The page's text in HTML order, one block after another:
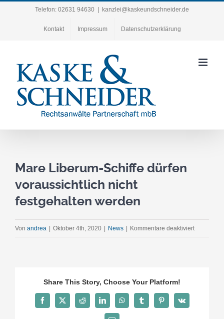
Telefon: 02631 94630 kanzlei@kaskeundschneider.de
Kontakt Impressum Datenschutzerklärung
Mare Liberum-Schiffe dürfen
voraussichtlich nicht
festgehalten werden
Von andrea Oktober 4th, 2020 News Kommentare deaktiviertfür
Share This Story, Choose Your Platform!
FacebookTwitterReddit LinkedInWhatsAppTumblrPinterest
Vk